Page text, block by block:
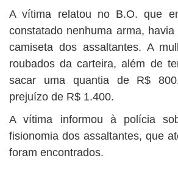
A vítima relatou no B.O. que
constatado nenhuma arma,
camiseta dos assaltantes. A
roubados da carteira, além de
sacar uma quantia de R$
prejuízo de R$ 1.400.
A vítima informou à polícia
fisionomia dos assaltantes, que
foram encontrados.